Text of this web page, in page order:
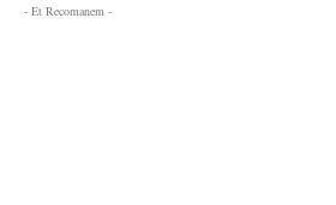
- Et Recomanem -